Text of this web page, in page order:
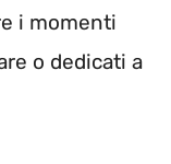
i momenti
o dedicati a